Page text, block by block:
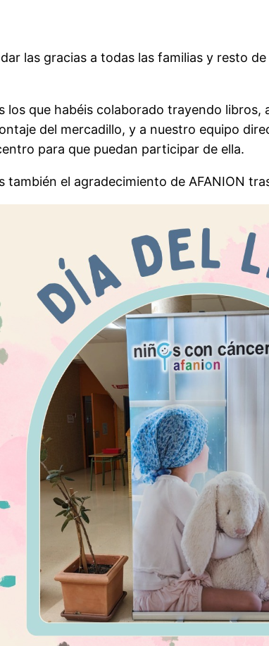
las gracias a todas las familias y resto
los que habéis colaborado trayendo
del mercadillo, y a nuestro equipo
para que puedan participar de ella.
también el agradecimiento de AFANION